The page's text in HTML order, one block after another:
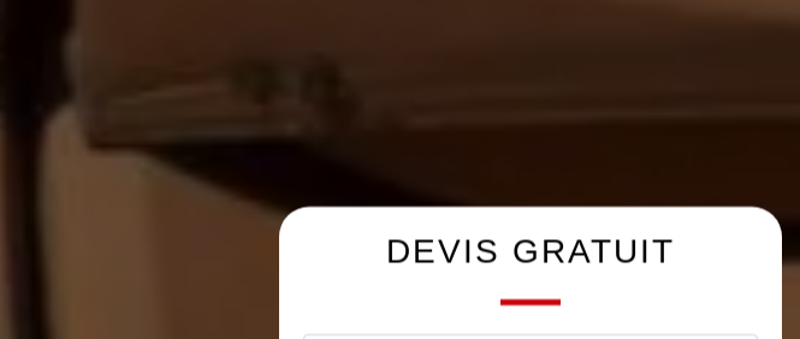
DEVIS GRATUIT